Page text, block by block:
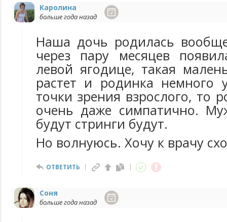
Каролина
больше года назад
Наша дочь родилась
через пару месяцев
левой ягодице, такая
растет и родинка немного
точки зрения взрослого, то
очень даже симпатично.
будут стринги будут.
Но волнуюсь. Хочу к врачу
ОТВЕТИТЬ
Соня
больше года назад